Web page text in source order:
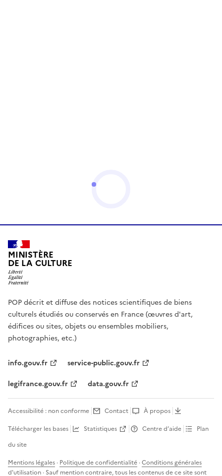
MINISTÈRE
DE LA CULTURE
POP décrit et diffuse des notices scientifiques de biens
culturels étudiés ou conservés en France (œuvres d'art,
édifices ou sites, objets ou ensembles mobiliers,
photographies, etc.)
info.gouv.fr
service-public.gouv.fr
legifrance.gouv.fr
data.gouv.fr
Accessibilité : non conforme Contact
À propos
Télécharger les bases
Statistiques Centre d’aide
Plan
du site
Mentions légales · Politique de confidentialité ·Conditions générales
d'utilisation · Sauf mention contraire, tous les contenus de ce site sont